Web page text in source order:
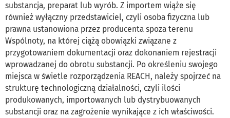
substancja, preparat lub wyrób. Z importem wiąże się
również wyłączny przedstawiciel, czyli osoba fizyczna lub
prawna ustanowiona przez producenta spoza terenu
Wspólnoty, na której ciążą obowiązki związane z
przygotowaniem dokumentacji oraz dokonaniem rejestracji
wprowadzanej do obrotu substancji. Po określeniu swojego
miejsca w świetle rozporządzenia REACH, należy spojrzeć na
strukturę technologiczną działalności, czyli ilości
produkowanych, importowanych lub dystrybuowanych
substancji oraz na zagrożenie wynikające z ich właściwości.